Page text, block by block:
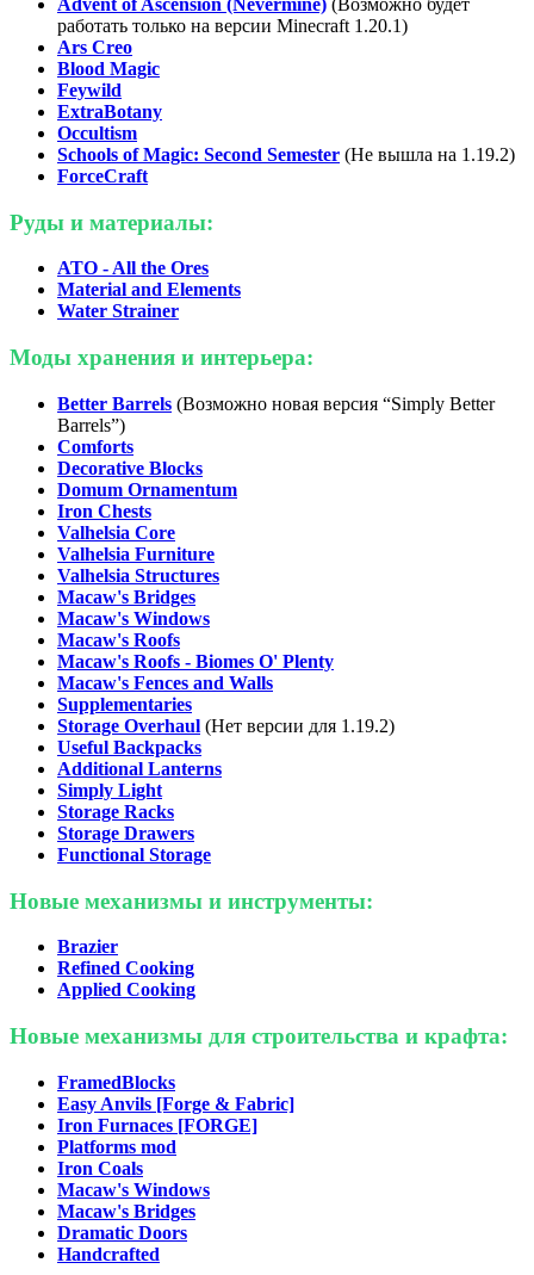
Advent of Ascension (Nevermine) (Возможно будет
работать только на версии Minecraft 1.20.1)
Ars Creo
Blood Magic
Feywild
ExtraBotany
Occultism
Schools of Magic: Second Semester (Не вышла на 1.19.2)
ForceCraft
Руды и материалы:
ATO - All the Ores
Material and Elements
Water Strainer
Моды хранения и интерьера:
Better Barrels (Возможно новая версия “Simply Better
Barrels”)
Comforts
Decorative Blocks
Domum Ornamentum
Iron Chests
Valhelsia Core
Valhelsia Furniture
Valhelsia Structures
Macaw's Bridges
Macaw's Windows
Macaw's Roofs
Macaw's Roofs - Biomes O' Plenty
Macaw's Fences and Walls
Supplementaries
Storage Overhaul (Нет версии для 1.19.2)
Useful Backpacks
Additional Lanterns
Simply Light
Storage Racks
Storage Drawers
Functional Storage
Новые механизмы и инструменты:
Brazier
Refined Cooking
Applied Cooking
Новые механизмы для строительства и крафта:
FramedBlocks
Easy Anvils [Forge & Fabric]
Iron Furnaces [FORGE]
Platforms mod
Iron Coals
Macaw's Windows
Macaw's Bridges
Dramatic Doors
Handcrafted